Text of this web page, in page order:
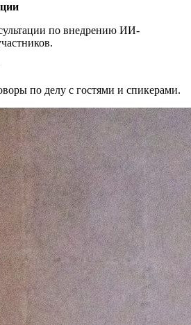
по внедрению ИИ-
по делу с гостями и спикерами.